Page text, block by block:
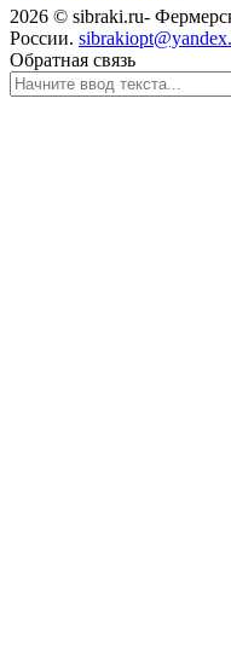
2026 © sibraki.ru-
России.
Обратная связь